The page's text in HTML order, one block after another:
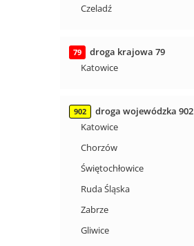
Czeladź
79
droga krajowa 79
Katowice
902
droga wojewódzka 902
Katowice
Chorzów
Świętochłowice
Ruda Śląska
Zabrze
Gliwice